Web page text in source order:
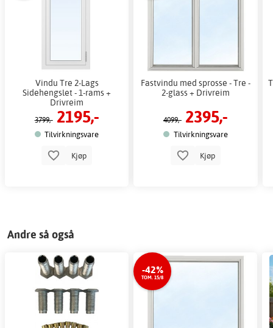
Vindu Tre 2-Lags
Sidehengslet - 1-rams +
Drivreim
3799,- 2195,-
Tilvirkningsvare
Kjøp
Fastvindu med sprosse - Tre -
2-glass + Drivreim
4099,- 2395,-
Tilvirkningsvare
Kjøp
Andre så også
-42%
TOM. 15/8